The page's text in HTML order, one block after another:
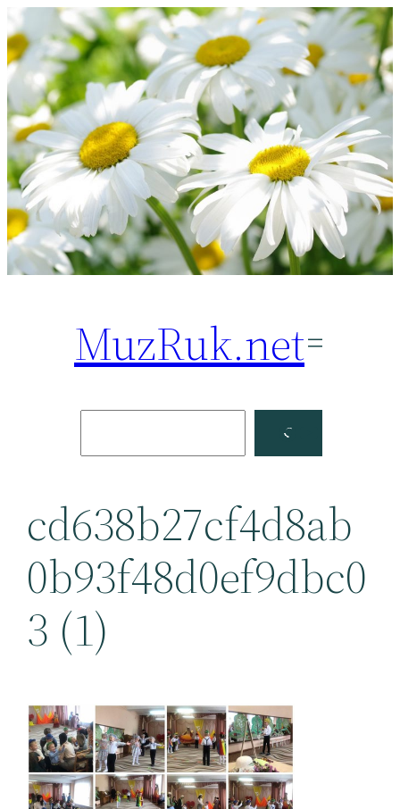
Перейти
к
содержимому
MuzRuk.net
Facebook
cd638b27cf4d8ab
0b93f48d0ef9dbc0
3 (1)